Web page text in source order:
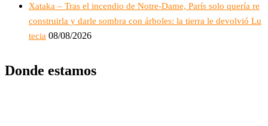
Xataka – Tras el incendio de Notre-Dame, París solo quería re
construirla y darle sombra con árboles: la tierra le devolvió Lu
tecia 08/08/2026
Donde estamos